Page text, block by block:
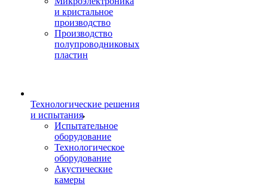
и кристальное
производство
Производство
полупроводниковых
пластин
Технологические решения
и испытания
Испытательное
оборудование
Технологическое
оборудование
Акустические
камеры